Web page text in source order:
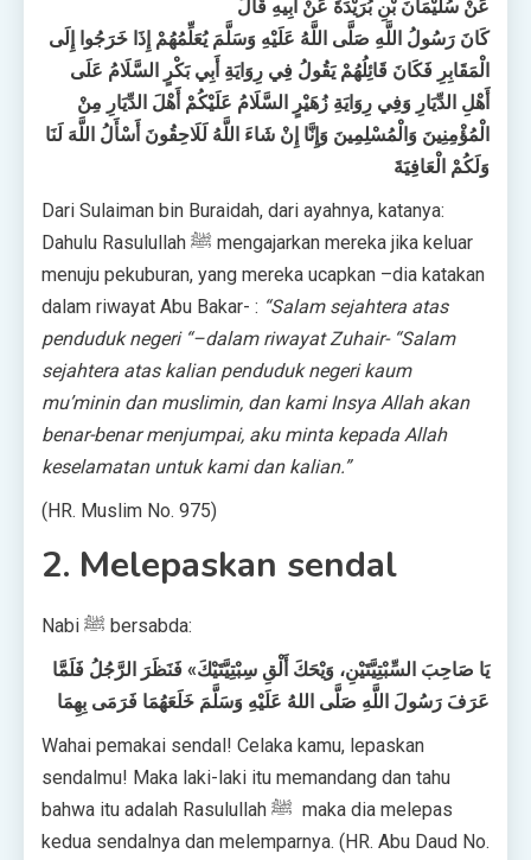
عَنْ سُلَيْمَانَ بْنِ بُرَيْدَةَ عَنْ أَبِيهِ قَالَ
كَانَ رَسُولُ اللَّهِ صَلَّى اللَّهُ عَلَيْهِ وَسَلَّمَ يُعَلِّمُهُمْ إِذَا خَرَجُوا إِلَى
الْمَقَابِرِ فَكَانَ قَائِلُهُمْ يَقُولُ فِي رِوَايَةِ أَبِي بَكْرٍ السَّلَامُ عَلَى
أَهْلِ الدِّيَارِ وَفِي رِوَايَةِ زُهَيْرٍ السَّلَامُ عَلَيْكُمْ أَهْلَ الدِّيَارِ مِنْ
الْمُؤْمِنِينَ وَالْمُسْلِمِينَ وَإِنَّا إِنْ شَاءَ اللَّهُ لَلَاحِقُونَ أَسْأَلُ اللَّهَ لَنَا
وَلَكُمْ الْعَافِيَةَ
Dari Sulaiman bin Buraidah, dari ayahnya, katanya:
Dahulu Rasulullah ﷺ mengajarkan mereka jika keluar
menuju pekuburan, yang mereka ucapkan –dia katakan
dalam riwayat Abu Bakar- : “Salam sejahtera atas
penduduk negeri “–dalam riwayat Zuhair- “Salam
sejahtera atas kalian penduduk negeri kaum
mu’minin dan muslimin, dan kami Insya Allah akan
benar-benar menjumpai, aku minta kepada Allah
keselamatan untuk kami dan kalian.”
(HR. Muslim No. 975)
2. Melepaskan sendal
Nabi ﷺ bersabda:
يَا صَاحِبَ السِّبْتِيَّتَيْنِ، وَيْحَكَ أَلْقِ سِبْتِيَّتَيْكَ» فَنَظَرَ الرَّجُلُ فَلَمَّا
عَرَفَ رَسُولَ اللَّهِ صَلَّى اللهُ عَلَيْهِ وَسَلَّمَ خَلَعَهُمَا فَرَمَى بِهِمَا
Wahai pemakai sendal! Celaka kamu, lepaskan
sendalmu! Maka laki-laki itu memandang dan tahu
bahwa itu adalah Rasulullah ﷺ maka dia melepas
kedua sendalnya dan melemparnya. (HR. Abu Daud No.